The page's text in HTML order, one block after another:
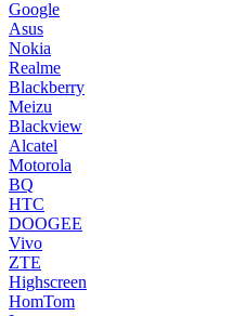
Google
Asus
Nokia
Realme
Blackberry
Meizu
Blackview
Alcatel
Motorola
BQ
HTC
DOOGEE
Vivo
ZTE
Highscreen
HomTom